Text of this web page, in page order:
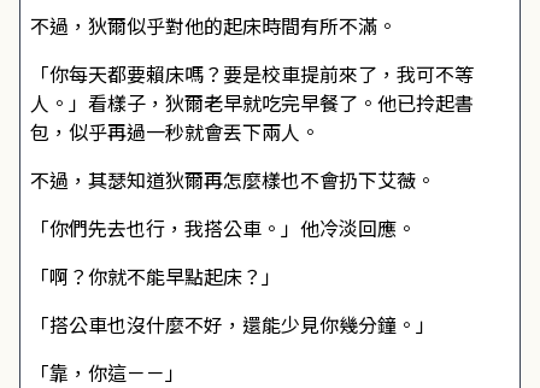
不過，狄爾似乎對他的起床時間有所不滿。
「你每天都要賴床嗎？要是校車提前來了，我可不等
人。」看樣子，狄爾老早就吃完早餐了。他已拎起書
包，似乎再過一秒就會丟下兩人。
不過，其瑟知道狄爾再怎麼樣也不會扔下艾薇。
「你們先去也行，我搭公車。」他冷淡回應。
「啊？你就不能早點起床？」
「搭公車也沒什麼不好，還能少見你幾分鐘。」
「靠，你這－－」